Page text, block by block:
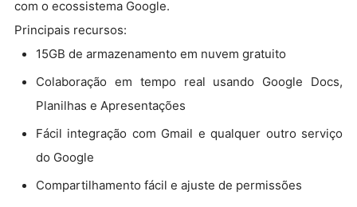
com o ecossistema Google.
Principais recursos:
15GB de armazenamento em nuvem gratuito
Colaboração em tempo real usando Google Docs,
Planilhas e Apresentações
Fácil integração com Gmail e qualquer outro serviço
do Google
Compartilhamento fácil e ajuste de permissões